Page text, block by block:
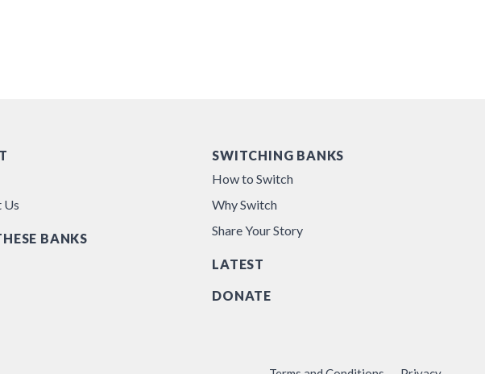
Us
BANKS
SWITCHING BANKS
How to Switch
Why Switch
Share Your Story
LATEST
DONATE